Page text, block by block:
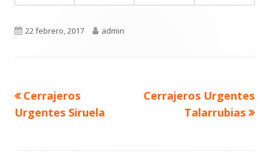
Publicado
22 febrero, 2017 Autor
admin
Navegación
de
entradas
Artículo
anterior
Cerrajeros
Urgentes Siruela
Artículo
siguiente
Cerrajeros Urgentes
Talarrubias